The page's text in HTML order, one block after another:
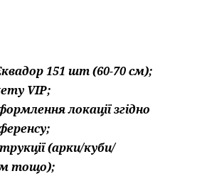
151 шт (60-70 см);
VIP;
локації згідно
(арки/куби/
тощо);